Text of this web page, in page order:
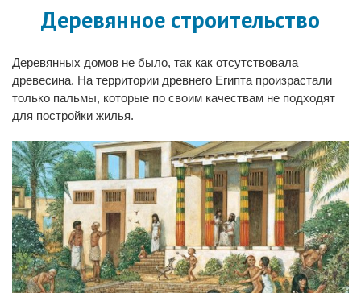
Деревянное строительство
Деревянных домов не было, так как отсутствовала
древесина. На территории древнего Египта произрастали
только пальмы, которые по своим качествам не подходят
для постройки жилья.